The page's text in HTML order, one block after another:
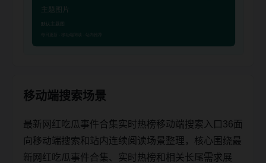
移动端搜索场景
最新网红吃瓜事件合集实时热榜移动端搜索入口36面
向移动端搜索和站内连续阅读场景整理，核心围绕最
新网红吃瓜事件合集、实时热榜和相关长尾需求展